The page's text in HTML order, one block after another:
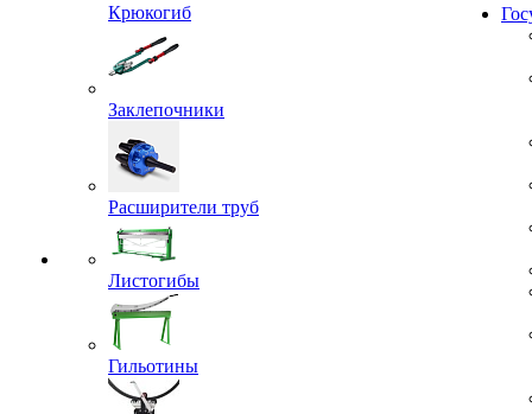
Крюкогиб
Заклепочники
Расширители труб
Листогибы
Гильотины